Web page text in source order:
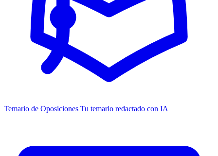
Temario de Oposiciones Tu temario redactado con IA